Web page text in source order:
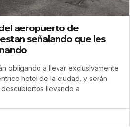
aeropuerto de
señalando que les
obligando a llevar exclusivamente
hotel de la ciudad, y serán
llevando a